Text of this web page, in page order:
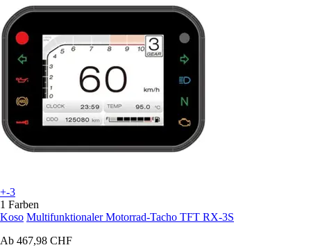
+-3
1 Farben
Koso Multifunktionaler Motorrad-Tacho TFT RX-3S
Ab 467,98 CHF